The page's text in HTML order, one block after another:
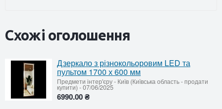
Схожі оголошення
Дзеркало з різнокольоровим LED та
пультом 1700 х 600 мм
Предмети інтер'єру- Київ (Київська область - продати
купити) -07/06/2025
6990.00 ₴